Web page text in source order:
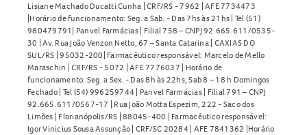
Lisiane Machado Ducatti Cunha | CRF/RS - 7962 | AFE 7734473
|Horário de funcionamento: Seg. a Sab. - Das 7hs às 21hs | Tel (51)
980479791| Panvel Farmácias | Filial 758 – CNPJ 92.665.611/0535-
30 | Av. Rua João Venzon Netto, 67 – Santa Catarina | CAXIAS DO
SUL/RS | 95032-200| Farmacêutico responsável: Marcelo de Mello
Maraschin | CRF/RS - 5072 | AFE 7776037 | Horário de
funcionamento: Seg. a Sex. - Das 8h às 22hs, Sab 8 – 18 h Domingos
Fechado | Tel (54) 996259744 | Panvel Farmácias | Filial 791 – CNPJ
92.665.611/0567-17 | Rua João Motta Espezim, 222 - Saco dos
Limões | Florianópolis/RS | 88045-400 | Farmacêutico responsável:
Igor Vinicius Sousa Assunção | CRF/SC 20284 | AFE 7841362 |Horário